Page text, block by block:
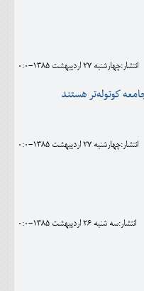
انتشار:چهارشنبه 27 ارديبهشت 1385-0:0
كوتوله‌تر هستند
انتشار:چهارشنبه 27 ارديبهشت 1385-0:0
انتشار:سه شنبه 26 ارديبهشت 1385-0:0